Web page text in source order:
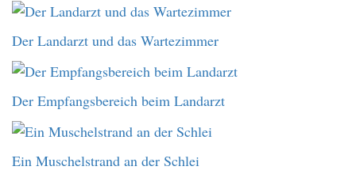
Der Landarzt und das Wartezimmer
Der Empfangsbereich beim Landarzt
Ein Muschelstrand an der Schlei